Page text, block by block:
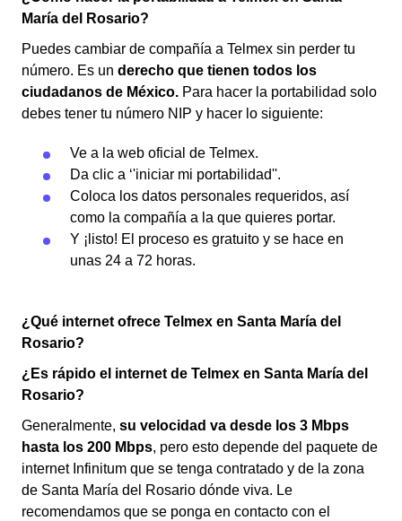
María del Rosario?
Puedes cambiar de compañía a Telmex sin perder tu
número. Es un derecho que tienen todos los
ciudadanos de México. Para hacer la portabilidad solo
debes tener tu número NIP y hacer lo siguiente:
Ve a la web oficial de Telmex.
Da clic a ‘'iniciar mi portabilidad''.
Coloca los datos personales requeridos, así
como la compañía a la que quieres portar.
Y ¡listo! El proceso es gratuito y se hace en
unas 24 a 72 horas.
¿Qué internet ofrece Telmex en Santa María del
Rosario?
¿Es rápido el internet de Telmex en Santa María del
Rosario?
Generalmente, su velocidad va desde los 3 Mbps
hasta los 200 Mbps, pero esto depende del paquete de
internet Infinitum que se tenga contratado y de la zona
de Santa María del Rosario dónde viva. Le
recomendamos que se ponga en contacto con el